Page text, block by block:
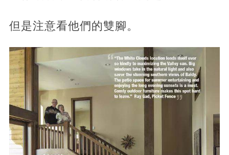
但是注意看他們的雙腳。